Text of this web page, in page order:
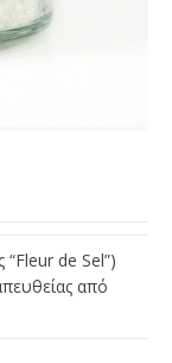
de Sel”)
από